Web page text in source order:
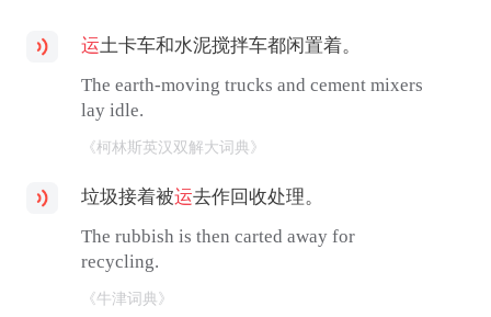
运土卡车和水泥搅拌车都闲置着。
The earth-moving trucks and cement mixers
lay idle.
《柯林斯英汉双解大词典》
垃圾接着被运去作回收处理。
The rubbish is then carted away for
recycling.
《牛津词典》